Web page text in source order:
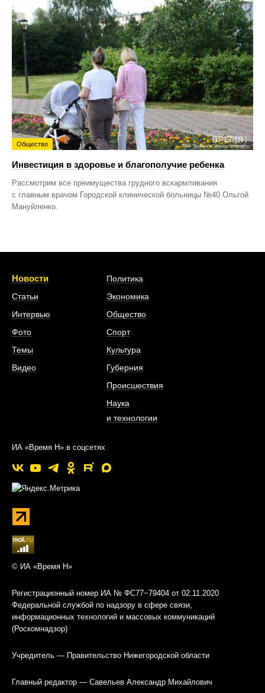
Общество
Инвестиция в здоровье и благополучие ребенка
Рассмотрим все преимущества грудного вскармливания
с главным врачом Городской клинической больницы №40 Ольгой
Мануйленко.
Новости
Статьи
Интервью
Фото
Темы
Видео
Политика
Экономика
Общество
Спорт
Культура
Губерния
Происшествия
Наука
и технологии
ИА «Время Н» в соцсетях
© ИА «Время Н»
Регистрационный номер ИА № ФС77−79404 от 02.11.2020
Федеральной службой по надзору в сфере связи,
информационных технологий и массовых коммуникаций
(Роскомнадзор)
Учредитель — Правительство Нижегородской области
Главный редактор — Савельев Александр Михайлович